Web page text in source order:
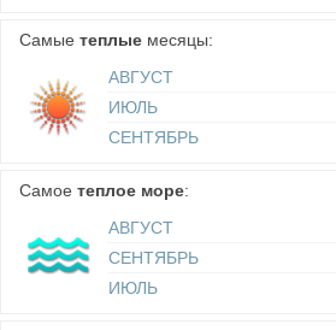
Самые теплые месяцы:
АВГУСТ
ИЮЛЬ
СЕНТЯБРЬ
Самое теплое море:
АВГУСТ
СЕНТЯБРЬ
ИЮЛЬ